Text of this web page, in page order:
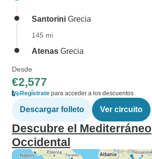
Santorini Grecia
145 mi
Atenas Grecia
Desde
€2,577
Regístrate para acceder a los descuentos
Descargar folleto Ver circuito
Descubre el Mediterráneo
Occidental